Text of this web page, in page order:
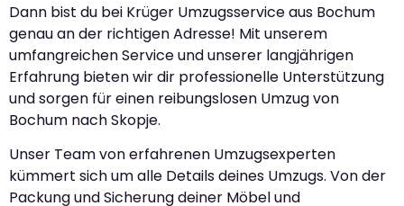
Dann bist du bei Krüger Umzugsservice aus Bochum
genau an der richtigen Adresse! Mit unserem
umfangreichen Service und unserer langjährigen
Erfahrung bieten wir dir professionelle Unterstützung
und sorgen für einen reibungslosen Umzug von
Bochum nach Skopje.
Unser Team von erfahrenen Umzugsexperten
kümmert sich um alle Details deines Umzugs. Von der
Packung und Sicherung deiner Möbel und